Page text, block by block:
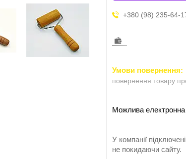
+380 (98) 235-64-
повернення товару
У компанії
не покидаючи сайту.